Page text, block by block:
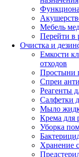
Мебель
Перейти в
Очистка и
Емкости
отходов
Простыни
Спреи
Реагенты
Салфетки
Мыло
Крема для
Уборка
Хранение